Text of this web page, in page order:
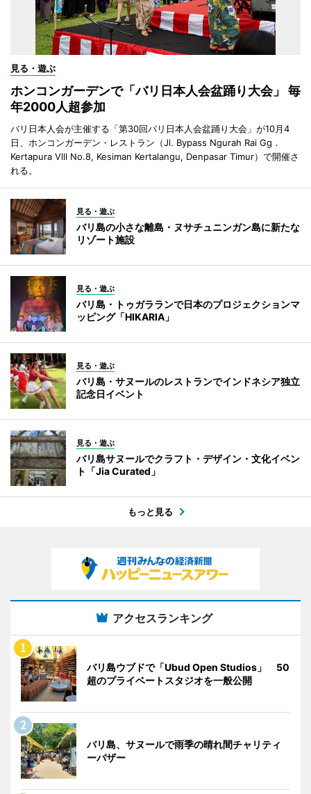
見る・遊ぶ
ホンコンガーデンで「バリ日本人会盆踊り大会」 毎
年2000人超参加
バリ日本人会が主催する「第30回バリ日本人会盆踊り大会」が10月4
日、ホンコンガーデン・レストラン（Jl. Bypass Ngurah Rai Gg．
Kertapura Vlll No.8, Kesiman Kertalangu, Denpasar Timur）で開催さ
れる。
見る・遊ぶ
バリ島の小さな離島・ヌサチュニンガン島に新たな
リゾート施設
見る・遊ぶ
バリ島・トゥガラランで日本のプロジェクションマ
ッピング「HIKARIA」
見る・遊ぶ
バリ島・サヌールのレストランでインドネシア独立
記念日イベント
見る・遊ぶ
バリ島サヌールでクラフト・デザイン・文化イベン
ト「Jia Curated」
もっと見る
アクセスランキング
バリ島ウブドで「Ubud Open Studios」 50
超のプライベートスタジオを一般公開
バリ島、サヌールで雨季の晴れ間チャリティ
ーバザー